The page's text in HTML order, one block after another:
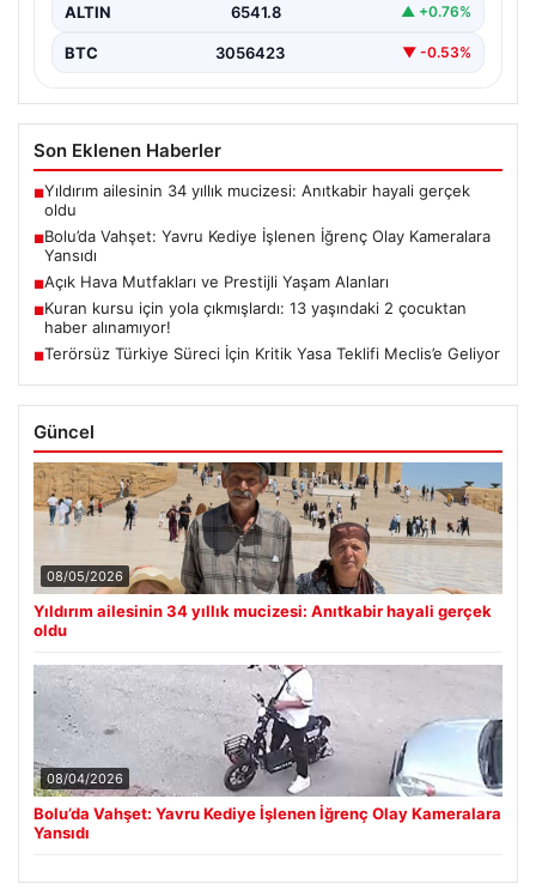
ALTIN 6541.8 ▲ +0.76%
BTC 3056423 ▼ -0.53%
Son Eklenen Haberler
■Yıldırım ailesinin 34 yıllık mucizesi: Anıtkabir hayali gerçek
oldu
■Bolu’da Vahşet: Yavru Kediye İşlenen İğrenç Olay Kameralara
Yansıdı
■Açık Hava Mutfakları ve Prestijli Yaşam Alanları
■Kuran kursu için yola çıkmışlardı: 13 yaşındaki 2 çocuktan
haber alınamıyor!
■Terörsüz Türkiye Süreci İçin Kritik Yasa Teklifi Meclis’e Geliyor
Güncel
08/05/2026
Yıldırım ailesinin 34 yıllık mucizesi: Anıtkabir hayali gerçek
oldu
08/04/2026
Bolu’da Vahşet: Yavru Kediye İşlenen İğrenç Olay Kameralara
Yansıdı